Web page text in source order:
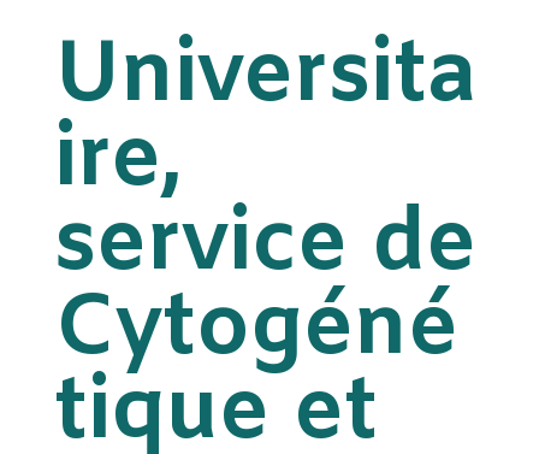
Universita
ire,
service de
Cytogéné
tique et